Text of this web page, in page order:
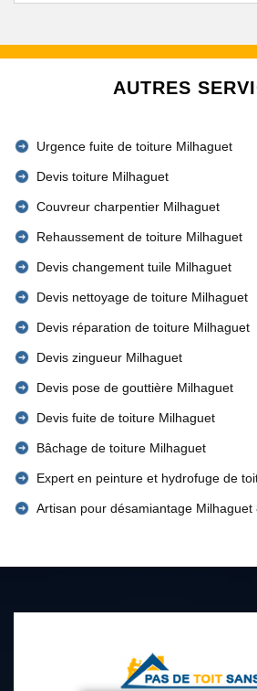
AUTRES
Urgence fuite de toiture Milhaguet
Devis toiture Milhaguet
Couvreur charpentier Milhaguet
Rehaussement de toiture Milhaguet
Devis changement tuile Milhaguet
Devis nettoyage de toiture Milhaguet
Devis réparation de toiture Milhaguet
Devis zingueur Milhaguet
Devis pose de gouttière Milhaguet
Devis fuite de toiture Milhaguet
Bâchage de toiture Milhaguet
Expert en peinture et hydrofuge de
Artisan pour désamiantage Milhaguet